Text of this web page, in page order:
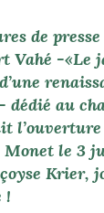
de
Vahé -«Le
dédié au
le 3
Krier,
!